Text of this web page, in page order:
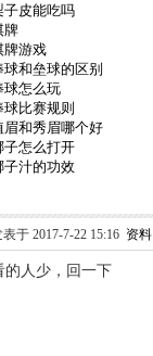
子皮能吃吗
牌
牌游戏
球和垒球的区别
球怎么玩
球比赛规则
眉和秀眉哪个好
子怎么打开
子汁的功效
表于 2017-7-22 15:16 资料
的人少，回一下